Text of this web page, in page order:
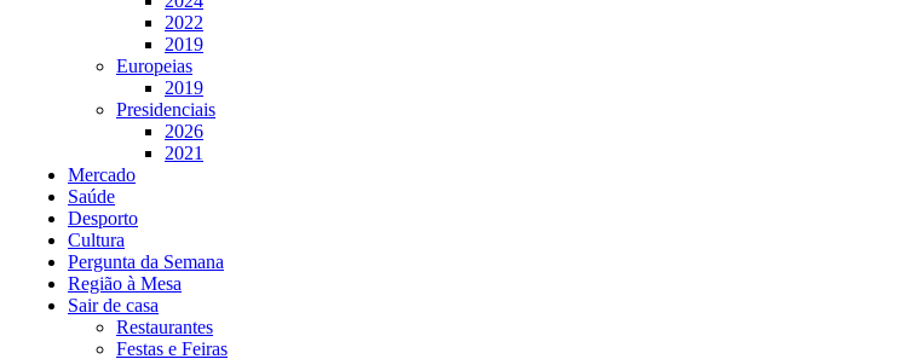
2022
2019
Europeias
2019
Presidenciais
2026
2021
Mercado
Saúde
Desporto
Cultura
Pergunta da Semana
Região à Mesa
Sair de casa
Restaurantes
Festas e Feiras